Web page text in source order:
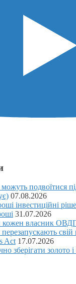
подвоїтися
07.08.2026
інвестиційні
31.07.2026
кожен власник
свій
Act 17.07.2026
зберігати золото і